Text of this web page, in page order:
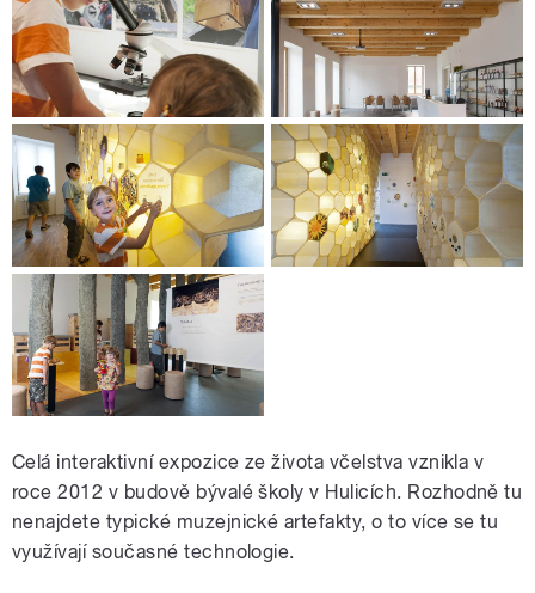
Celá interaktivní expozice ze života včelstva vznikla v
roce 2012 v budově bývalé školy v Hulicích. Rozhodně tu
nenajdete typické muzejnické artefakty, o to více se tu
využívají současné technologie.